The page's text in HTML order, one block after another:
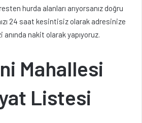
hurda alanları arıyorsanız doğru
24 saat kesintisiz olarak adresinize
anında nakit olarak yapıyoruz.
Mahallesi
Listesi